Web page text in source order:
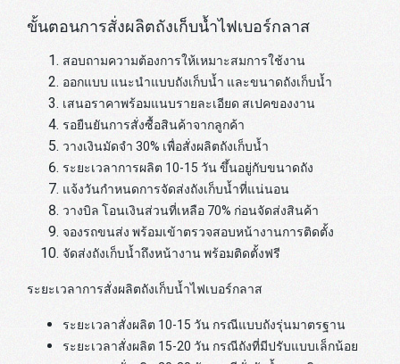
ขั้นตอนการสั่งผลิตถังเก็บน้ำไฟเบอร์กลาส
สอบถามความต้องการให้เหมาะสมการใช้งาน
ออกแบบ แนะนำแบบถังเก็บน้ำ และขนาดถังเก็บน้ำ
เสนอราคาพร้อมแนบรายละเอียด สเปคของงาน
รอยืนยันการสั่งซื้อสินค้าจากลูกค้า
วางเงินมัดจำ 30% เพื่อสั่งผลิตถังเก็บน้ำ
ระยะเวลาการผลิต 10-15 วัน ขึ้นอยู่กับขนาดถัง
แจ้งวันกำหนดการจัดส่งถังเก็บน้ำที่แน่นอน
วางบิล โอนเงินส่วนที่เหลือ 70% ก่อนจัดส่งสินค้า
จองรถขนส่ง พร้อมเข้าตรวจสอบหน้างานการติดตั้ง
จัดส่งถังเก็บน้ำถึงหน้างาน พร้อมติดตั้งฟรี
ระยะเวลาการสั่งผลิตถังเก็บน้ำไฟเบอร์กลาส
ระยะเวลาสั่งผลิต 10-15 วัน กรณีแบบถังรุ่นมาตรฐาน
ระยะเวลาสั่งผลิต 15-20 วัน กรณีถังที่มีปรับแบบเล็กน้อย